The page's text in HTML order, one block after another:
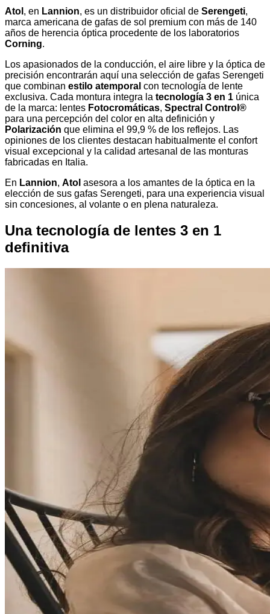
Atol , en Lannion, es un distribuidor oficial de Serengeti,
marca americana de gafas de sol premium con más de 140
años de herencia óptica procedente de los laboratorios
Corning.
Los apasionados de la conducción, el aire libre y la óptica de
precisión encontrarán aquí una selección de gafas Serengeti
que combinan estilo atemporal con tecnología de lente
exclusiva. Cada montura integra la tecnología 3 en 1 única
de la marca: lentes Fotocromáticas, Spectral Control®
para una percepción del color en alta definición y
Polarización que elimina el 99,9 % de los reflejos. Las
opiniones de los clientes destacan habitualmente el confort
visual excepcional y la calidad artesanal de las monturas
fabricadas en Italia.
En Lannion, Atol asesora a los amantes de la óptica en la
elección de sus gafas Serengeti, para una experiencia visual
sin concesiones, al volante o en plena naturaleza.
Una tecnología de lentes 3 en 1
definitiva